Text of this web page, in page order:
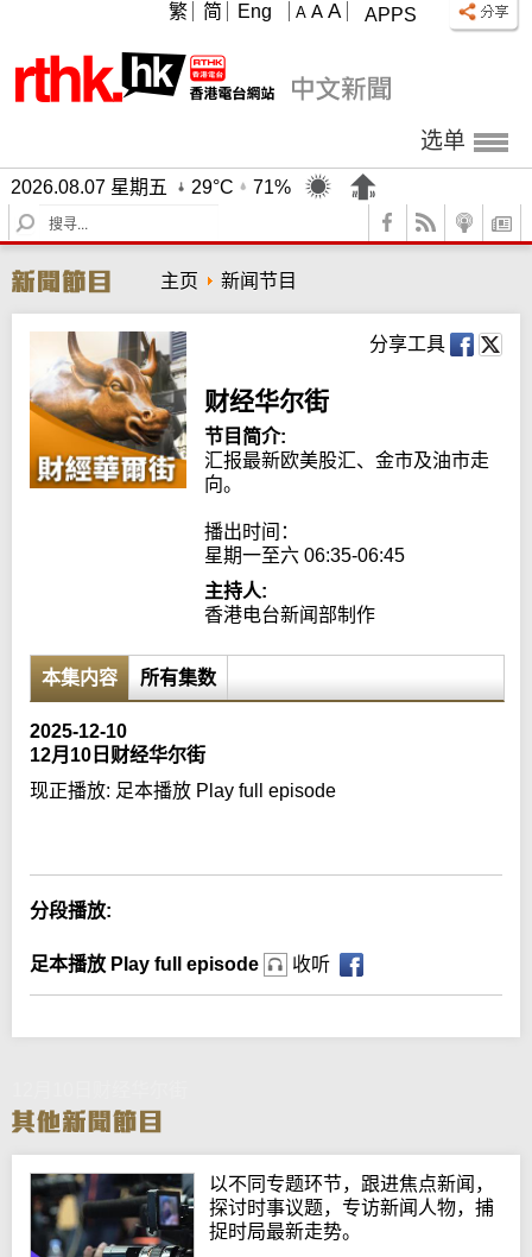
APPS
A A A
繁 简 Eng
选单
2026.08.07 星期五 29°C
71%
S
e
r
c
h
主页 新闻节目
分享工具
财经华尔街
节目简介:
汇报最新欧美股汇、金市及油市走
向。
播出时间：
星期一至六 06:35-06:45
主持人:
香港电台新闻部制作
本集内容 所有集数
2025-12-10
12月10日财经华尔街
现正播放: 足本播放 Play full episode
分段播放:
足本播放 Play full episode 收听
以不同专题环节，跟进焦点新闻，
探讨时事议题，专访新闻人物，捕
捉时局最新走势。